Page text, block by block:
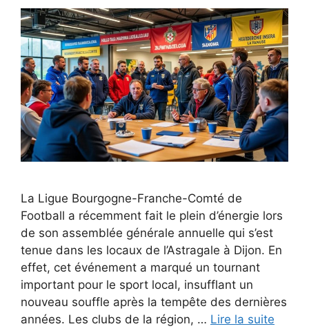
La Ligue Bourgogne-Franche-Comté de
Football a récemment fait le plein d’énergie lors
de son assemblée générale annuelle qui s’est
tenue dans les locaux de l’Astragale à Dijon. En
effet, cet événement a marqué un tournant
important pour le sport local, insufflant un
nouveau souffle après la tempête des dernières
années. Les clubs de la région, … Lire la suite